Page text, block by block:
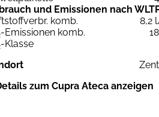
und Emissionen nach
komb.
8,2
-Emissionen komb.
-Klasse
zum Cupra Ateca anzeigen